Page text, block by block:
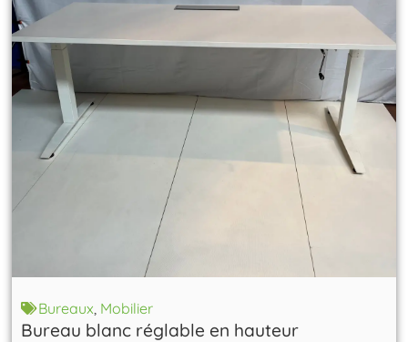
Bureaux Mobilier
Bureau blanc réglable en hauteur